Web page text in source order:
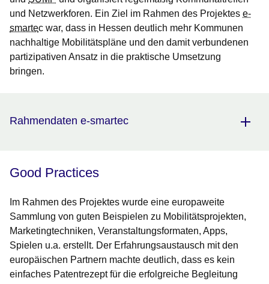
und Netzwerkforen. Ein Ziel im Rahmen des Projektes e-
smartec war, dass in Hessen deutlich mehr Kommunen
nachhaltige Mobilitätspläne und den damit verbundenen
partizipativen Ansatz in die praktische Umsetzung
bringen.
Rahmendaten e-smartec
Good Practices
Im Rahmen des Projektes wurde eine europaweite
Sammlung von guten Beispielen zu Mobilitätsprojekten,
Marketingtechniken, Veranstaltungsformaten, Apps,
Spielen u.a. erstellt. Der Erfahrungsaustausch mit den
europäischen Partnern machte deutlich, dass es kein
einfaches Patentrezept für die erfolgreiche Begleitung